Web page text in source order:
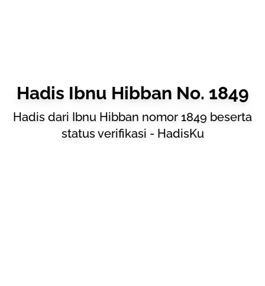
Hadis Ibnu Hibban No. 1849
Hadis dari Ibnu Hibban nomor 1849 beserta
status verifikasi - HadisKu